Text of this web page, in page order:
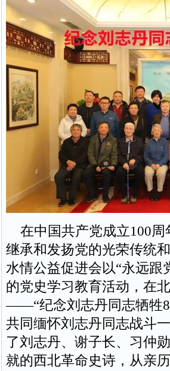
在中国共产党成立100周
继承和发扬党的光荣传统
水情公益促进会以“永远跟
的党史学习教育活动，在
——“纪念刘志丹同志牺牲
共同缅怀刘志丹同志战斗
了刘志丹、谢子长、习仲
就的西北革命史诗，从亲